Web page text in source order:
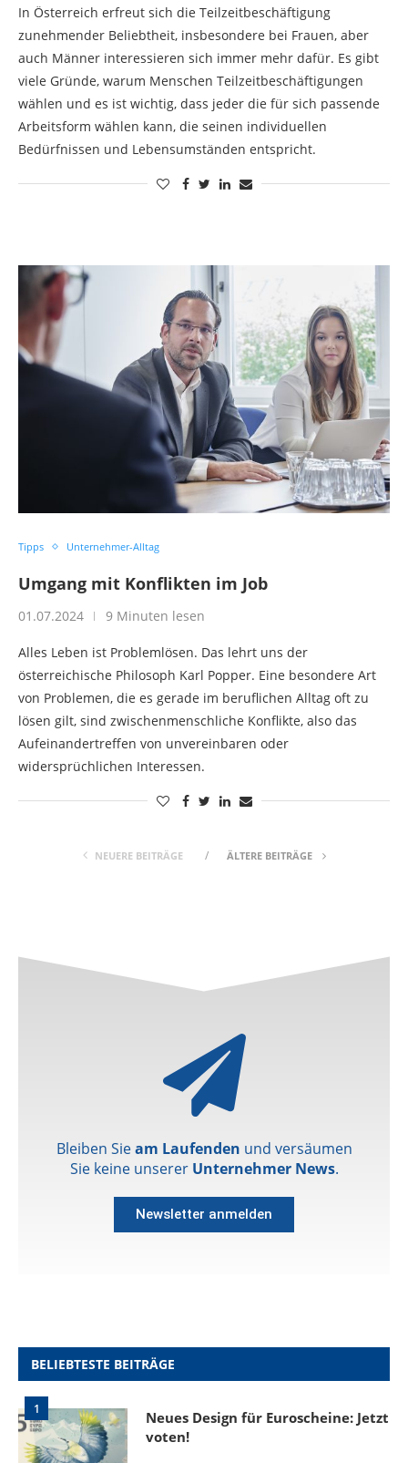
In Österreich erfreut sich die Teilzeitbeschäftigung
zunehmender Beliebtheit, insbesondere bei Frauen, aber
auch Männer interessieren sich immer mehr dafür. Es gibt
viele Gründe, warum Menschen Teilzeitbeschäftigungen
wählen und es ist wichtig, dass jeder die für sich passende
Arbeitsform wählen kann, die seinen individuellen
Bedürfnissen und Lebensumständen entspricht.
Tipps Unternehmer-Alltag
Umgang mit Konflikten im Job
01.07.2024 9 Minuten lesen
Alles Leben ist Problemlösen. Das lehrt uns der
österreichische Philosoph Karl Popper. Eine besondere Art
von Problemen, die es gerade im beruflichen Alltag oft zu
lösen gilt, sind zwischenmenschliche Konflikte, also das
Aufeinandertreffen von unvereinbaren oder
widersprüchlichen Interessen.
NEUERE BEITRÄGE ÄLTERE BEITRÄGE
Bleiben Sieam Laufenden und versäumen
Sie keine unserer Unternehmer News.
Newsletter anmelden
BELIEBTESTE BEITRÄGE
1
Neues Design für Euroscheine: Jetzt
voten!